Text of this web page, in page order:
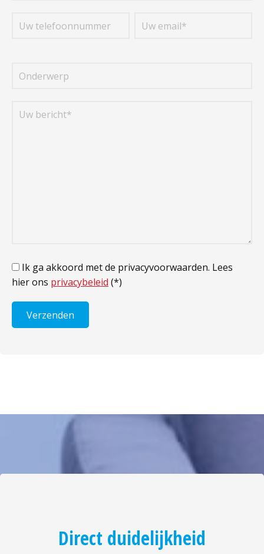
Ik ga akkoord met de privacyvoorwaarden. Lees
hier ons privacybeleid (*)
Direct duidelijkheid